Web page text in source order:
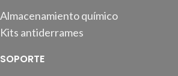
Almacenamiento químico
Kits antiderrames
SOPORTE